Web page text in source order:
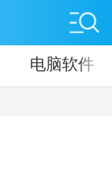
电脑软件